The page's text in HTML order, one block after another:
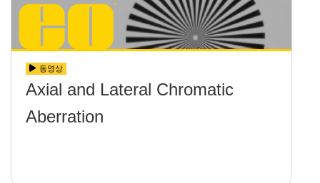
동영상
Axial and Lateral Chromatic
Aberration